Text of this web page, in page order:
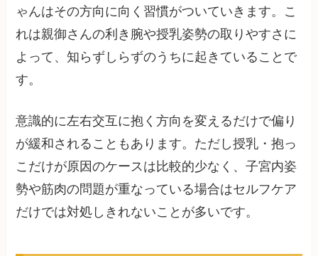
ゃんはその方向に向く習慣がついていきます。こ
れは親御さんの利き腕や授乳姿勢の取りやすさに
よって、知らずしらずのうちに起きていることで
す。
意識的に左右交互に抱く方向を変えるだけで偏り
が緩和されることもあります。ただし授乳・抱っ
こだけが原因のケースは比較的少なく、子宮内姿
勢や筋肉の問題が重なっている場合はセルフケア
だけでは対処しきれないことが多いです。